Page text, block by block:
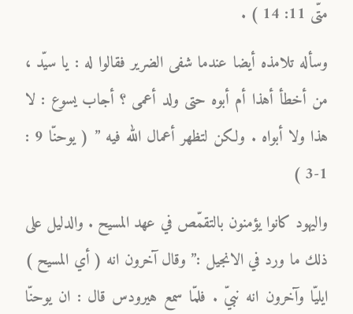
متّى 11: 14 ) .
وسأله تلامذه أيضا عندما شفى الضرير فقالوا له : يا سيّد ،
من أخطأ أهذا أم أبوه حتى ولد أعمى ؟ أجاب يسوع : لا
هذا ولا أبواه . ولكن لتظهر أعمال الله فيه ” ( يوحنّا 9 :
1-3 )
واليهود كانوا يؤمنون بالتقمّص في عهد المسيح . والدليل على
ذلك ما ورد في الانجيل :” وقال آخرون انه ( أي المسيح )
ايليّا وآخرون انه نبيّ . فلمّا سمع هيرودس قال : ان يوحنّا